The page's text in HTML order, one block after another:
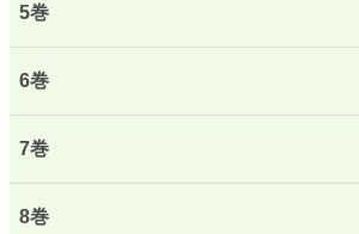
5巻
6巻
7巻
8巻